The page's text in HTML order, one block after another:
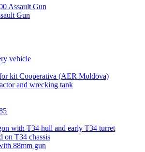
Assault Gun
Gun
vehicle
kit Cooperativa (AER Moldova)
and wrecking tank
with T34 hull and early T34 turret
on T34 chassis
88mm gun